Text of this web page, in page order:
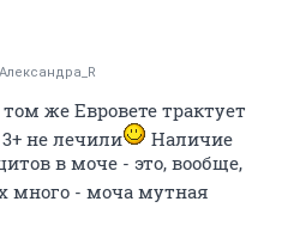
Александра_R
же Евровете трактует
не лечили
Наличие
в моче - это, вообще,
много - моча мутная